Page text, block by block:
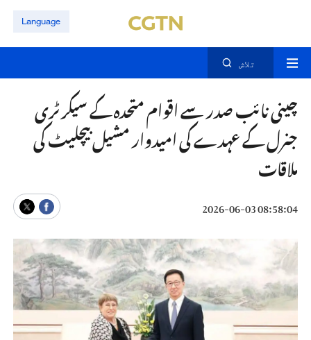
Language
تلاش
چینی نائب صدر سے اقوام متحدہ کے سیکرٹری
جنرل کے عہدے کی امیدوار مشیل بیچلیٹ کی
ملاقات
08:58:04 2026-06-03